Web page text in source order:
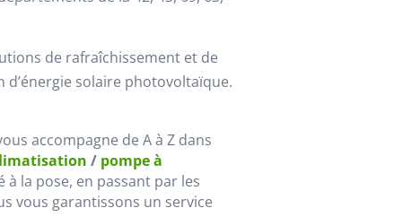
de rafraîchissement et de
d’énergie solaire photovoltaïque.
accompagne de A à Z dans
/ pompe à
à la pose, en passant par les
vous garantissons un service